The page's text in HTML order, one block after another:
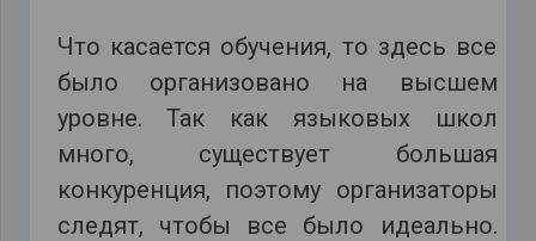
Что касается обучения, то здесь все
было организовано на высшем
уровне. Так как языковых школ
много, существует большая
конкуренция, поэтому организаторы
следят, чтобы все было идеально.